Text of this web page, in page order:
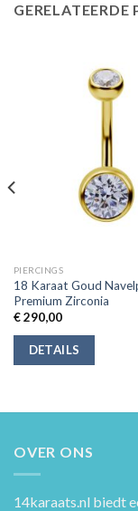
GERELATEERDE
PIERCINGS
18 Karaat Goud
Premium Zirconia
€290,00
DETAILS
OVER ONS
14karaats.nl biedt